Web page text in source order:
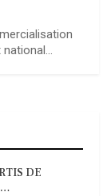
national…
DE